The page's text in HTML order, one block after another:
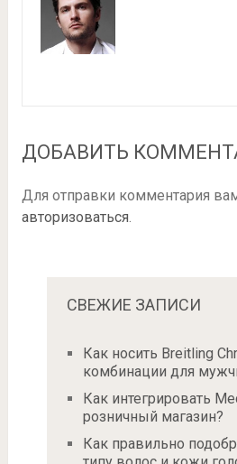
ДОБАВИТЬ
Для отправки комментария
авторизоваться
СВЕЖИЕ ЗАПИСИ
Как носить Breitling
комбинации для
Как интегрировать
розничный магазин?
Как правильно